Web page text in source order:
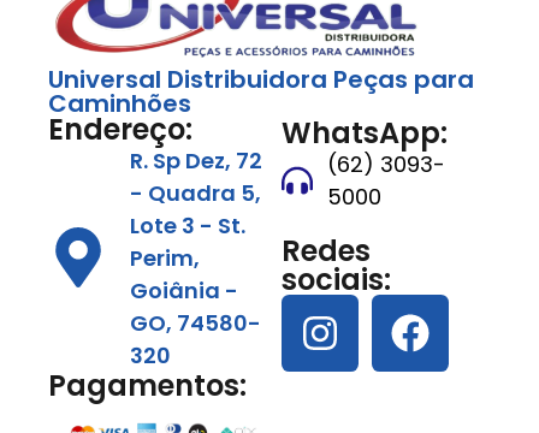
Universal Distribuidora Peças para
Caminhões
Endereço:
R. Sp Dez, 72
- Quadra 5,
Lote 3 - St.
Perim,
Goiânia -
GO, 74580-
320
Pagamentos:
WhatsApp:
(62) 3093-
5000
Redes
sociais: